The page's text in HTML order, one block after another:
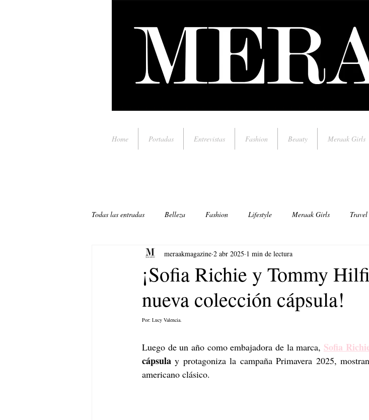
Home Portadas Entrevistas Fashion Beauty Meraak Girls
Todas las entradas Belleza Fashion Lifestyle Meraak Girls Travel
Música. Arte
¡Sofia Richie y Tommy
nueva colección cápsula!
meraakmagazine 2 abr 2025 1 min de lectura
Por: Lucy Valencia.
Luego de un año como embajadora de la marca, Sofia
cápsula y protagoniza la campaña Primavera 2025,
americano clásico.